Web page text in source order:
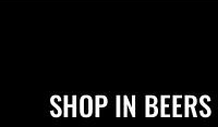
SHOP IN BEERS